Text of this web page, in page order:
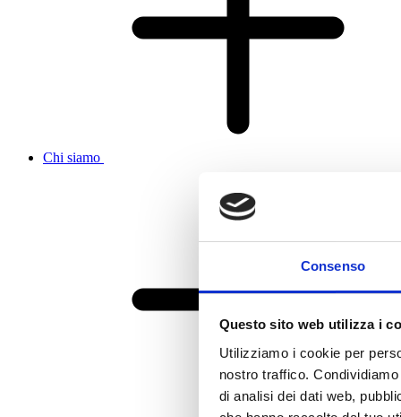
Consenso
Questo sito web utilizza i
Utilizziamo i cookie per
nostro traffico.
di analisi dei dati web,
Chi siamo